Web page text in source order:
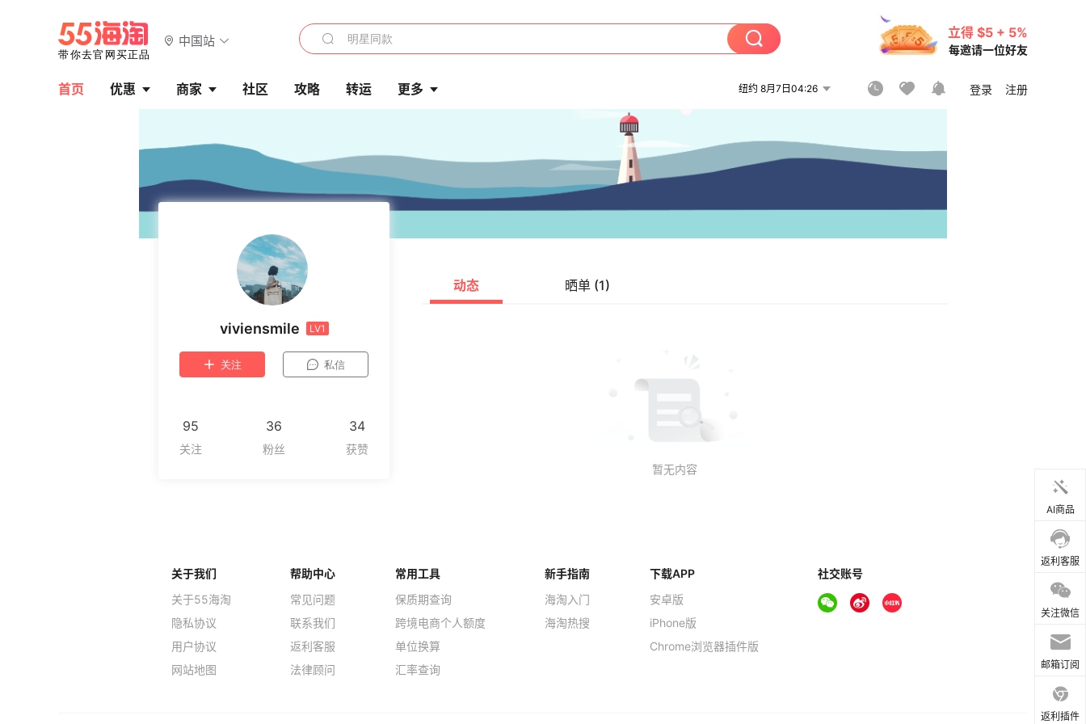
中国站
立得 $5 + 5%
每邀请一位好友
首页 优惠 商家 社区 攻略 转运 更多 纽约 8月7日04:26 登录 注册
viviensmile LV1
关注 私信
95 36 34
动态 晒单 (1)
AI商品
返利客服
关注微信
邮箱订阅
返利插件
关于我们
关于55海淘
隐私协议
用户协议
网站地图
帮助中心
常见问题
联系我们
返利客服
法律顾问
常用工具
保质期查询
跨境电商个人额度
单位换算
汇率查询
新手指南
海淘入门
海淘热搜
下载APP
安卓版
iPhone版
Chrome浏览器插件版
社交账号